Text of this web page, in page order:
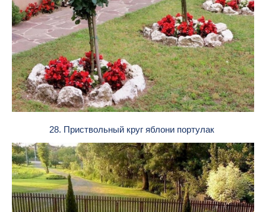
28. Приствольный круг яблони портулак